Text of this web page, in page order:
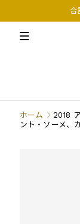
合
ホーム
2018
ント・ソーメ、